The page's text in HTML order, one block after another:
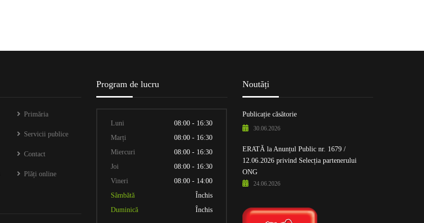
Primăria
Servicii publice
Contact
Plăți online
Program de lucru
Luni
08:00 - 16:30
Marți
08:00 - 16:30
Miercuri
08:00 - 16:30
Joi
08:00 - 16:30
Vineri
08:00 - 14:00
Sâmbătă
Închis
Duminică
Închis
Noutăți
Publicație căsătorie
30.06.2026
ERATĂ la Anunțul Public nr. 1679 /
12.06.2026 privind Selecția partenerului
ONG
24.06.2026